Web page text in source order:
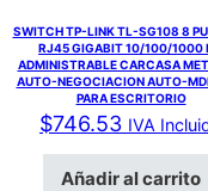
SWITCH TP-LINK TL-SG108 8
RJ45 GIGABIT 10/100/1000
ADMINISTRABLE CARCASA
AUTO-NEGOCIACION AUTO-
PARA ESCRITORIO
$746.53 IVA
Añadir al carrito